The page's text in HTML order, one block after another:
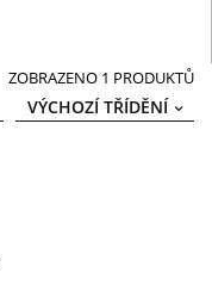
ZOBRAZENO 1 PRODUKTŮ
VÝCHOZÍ TŘÍDĚNÍ